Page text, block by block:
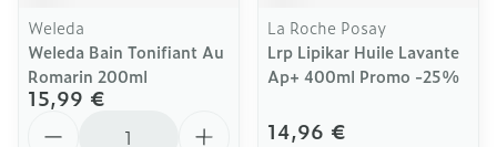
Weleda
Weleda Bain Tonifiant Au
Romarin 200ml
15,99 €
La Roche Posay
Lrp Lipikar Huile Lavante
Ap+ 400ml Promo -25%
14,96 €